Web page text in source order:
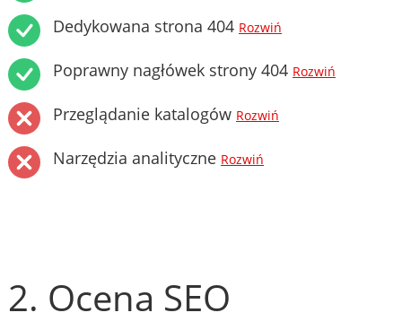
Dedykowana strona 404 Rozwiń
Poprawny nagłówek strony 404 Rozwiń
Przeglądanie katalogów Rozwiń
Narzędzia analityczne Rozwiń
2. Ocena SEO